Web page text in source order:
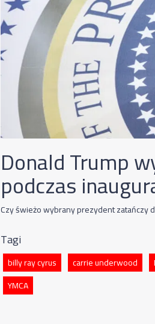
Donald Trump
podczas
Czy świeżo wybrany prezydent zatańczy
Tagi
billy ray cyrus carrie underwood
YMCA